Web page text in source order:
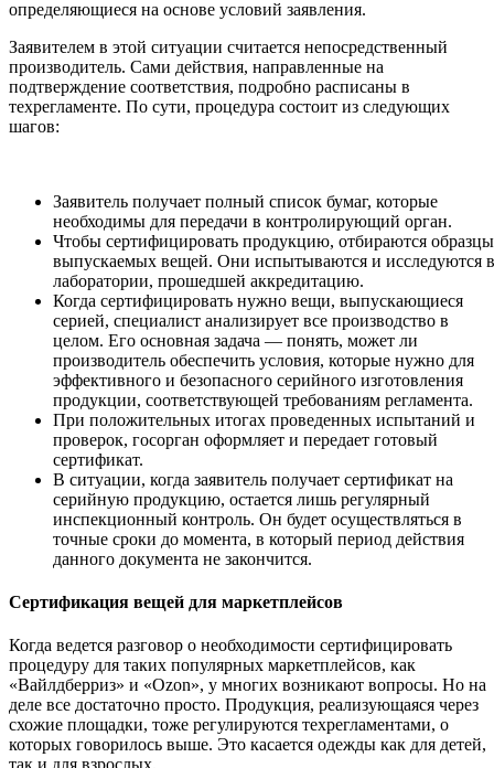
определяющиеся на основе условий заявления.
Заявителем в этой ситуации считается непосредственный
производитель. Сами действия, направленные на
подтверждение соответствия, подробно расписаны в
техрегламенте. По сути, процедура состоит из следующих
шагов:
Заявитель получает полный список бумаг, которые
необходимы для передачи в контролирующий орган.
Чтобы сертифицировать продукцию, отбираются образцы
выпускаемых вещей. Они испытываются и исследуются в
лаборатории, прошедшей аккредитацию.
Когда сертифицировать нужно вещи, выпускающиеся
серией, специалист анализирует все производство в
целом. Его основная задача — понять, может ли
производитель обеспечить условия, которые нужно для
эффективного и безопасного серийного изготовления
продукции, соответствующей требованиям регламента.
При положительных итогах проведенных испытаний и
проверок, госорган оформляет и передает готовый
сертификат.
В ситуации, когда заявитель получает сертификат на
серийную продукцию, остается лишь регулярный
инспекционный контроль. Он будет осуществляться в
точные сроки до момента, в который период действия
данного документа не закончится.
Сертификация вещей для маркетплейсов
Когда ведется разговор о необходимости сертифицировать
процедуру для таких популярных маркетплейсов, как
«Вайлдберриз» и «Ozon», у многих возникают вопросы. Но на
деле все достаточно просто. Продукция, реализующаяся через
схожие площадки, тоже регулируются техрегламентами, о
которых говорилось выше. Это касается одежды как для детей,